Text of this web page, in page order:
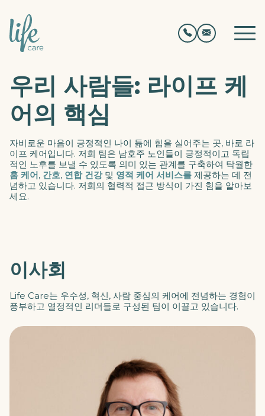
우리 사람들: 라이프 케
어의 핵심
자비로운 마음이 긍정적인 나이 듦에 힘을 실어주는 곳, 바로 라
이프 케어입니다. 저희 팀은 남호주 노인들이 긍정적이고 독립
적인 노후를 보낼 수 있도록 의미 있는 관계를 구축하여 탁월한
홈 케어, 간호, 연합 건강및 영적 케어 서비스를 제공하는 데 전
념하고 있습니다. 저희의 협력적 접근 방식이 가진 힘을 알아보
세요.
이사회
Life Care는 우수성, 혁신, 사람 중심의 케어에 전념하는 경험이
풍부하고 열정적인 리더들로 구성된 팀이 이끌고 있습니다.